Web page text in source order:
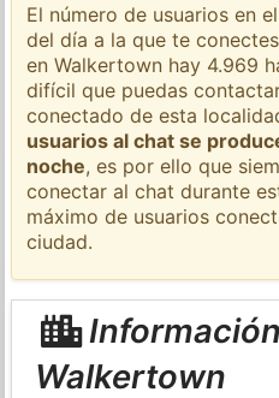
El número de usuarios en
del día a la que te
en Walkertown hay 4.969
difícil que puedas
conectado de esta
usuarios al chat se
noche, es por ello que
conectar al chat durante
máximo de usuarios
ciudad.
Walkertown